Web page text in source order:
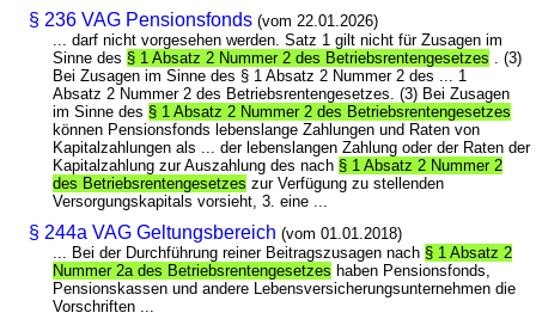
§ 236 VAG Pensionsfonds (vom 22.01.2026)
... darf nicht vorgesehen werden. Satz 1 gilt nicht für Zusagen im
Sinne des § 1 Absatz 2 Nummer 2 des Betriebsrentengesetzes . (3)
Bei Zusagen im Sinne des § 1 Absatz 2 Nummer 2 des ... 1
Absatz 2 Nummer 2 des Betriebsrentengesetzes. (3) Bei Zusagen
im Sinne des § 1 Absatz 2 Nummer 2 des Betriebsrentengesetzes
können Pensionsfonds lebenslange Zahlungen und Raten von
Kapitalzahlungen als ... der lebenslangen Zahlung oder der Raten der
Kapitalzahlung zur Auszahlung des nach § 1 Absatz 2 Nummer 2
des Betriebsrentengesetzes zur Verfügung zu stellenden
Versorgungskapitals vorsieht, 3. eine ...
§ 244a VAG Geltungsbereich (vom 01.01.2018)
... Bei der Durchführung reiner Beitragszusagen nach § 1 Absatz 2
Nummer 2a des Betriebsrentengesetzes haben Pensionsfonds,
Pensionskassen und andere Lebensversicherungsunternehmen die
Vorschriften ...